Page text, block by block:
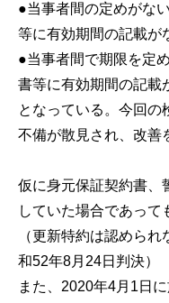
●当事者間の定めがな
等に有効期間の記載が
●当事者間で期限を定
書等に有効期間の記載
となっている。今回の
不備が散見され、改善
仮に身元保証契約書、
していた場合であって
（更新特約は認めら
和52年8月24日判決）
また、2020年4月1日